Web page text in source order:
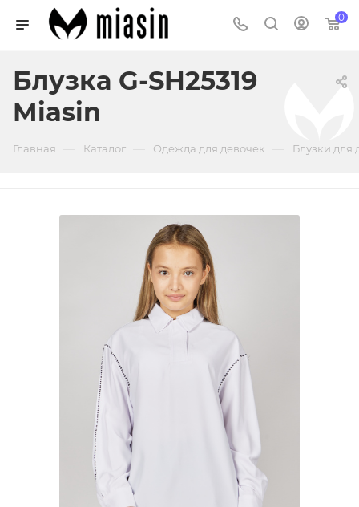
0
Блузка G-SH25319
Miasin
Главная Каталог Одежда для девочек Блузки для